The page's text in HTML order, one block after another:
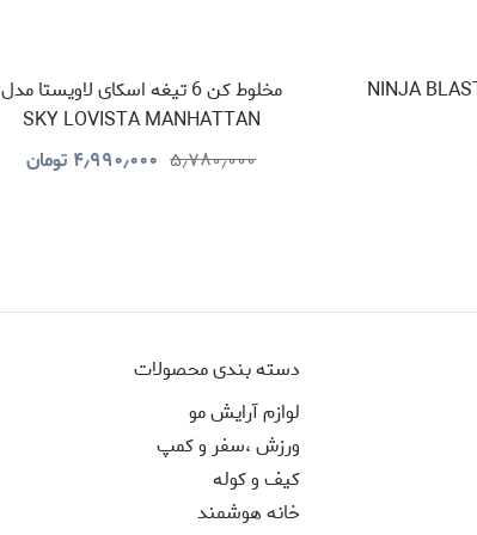
مخلوط کن 6 تیغه اسکای لاویستا مدل
SKY LOVISTA MANHATTAN
۵٫۷۸۰٫۰۰۰ ۴٫۹۹۰٫۰۰۰ تومان
دسته بندی محصولات
لوازم آرایش مو
ورزش ،سفر و کمپ
کیف و کوله
خانه هوشمند